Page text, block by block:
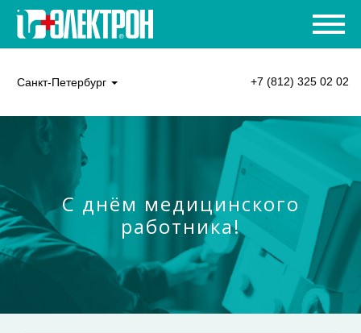
Санкт-Петербург +7 (812) 325 02 02
С днём медицинского
работника!